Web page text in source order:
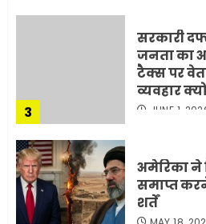
3
सरकारी
जनता का
टैक्स पर
व्यवहार
JUNE 1,
अमेरिका ने
समाप्त
शर्तें